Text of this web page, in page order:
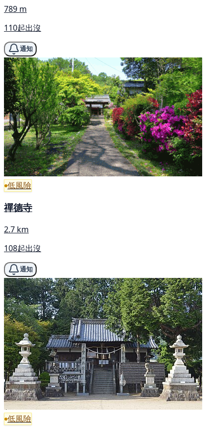
789 m
110起出沒
通知
低風險
禪德寺
2.7 km
108起出沒
通知
低風險